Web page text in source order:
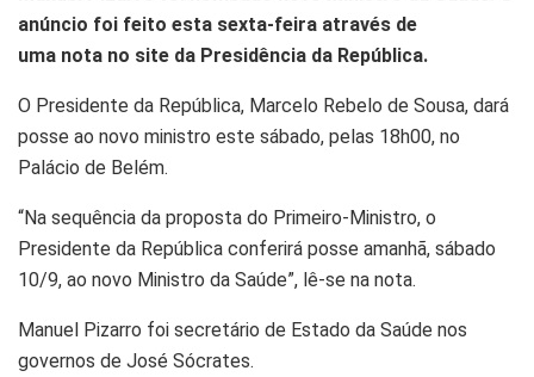
anúncio foi feito esta sexta-feira através de
uma nota no site da Presidência da República.
O Presidente da República, Marcelo Rebelo de Sousa, dará
posse ao novo ministro este sábado, pelas 18h00, no
Palácio de Belém.
“Na sequência da proposta do Primeiro-Ministro, o
Presidente da República conferirá posse amanhã, sábado
10/9, ao novo Ministro da Saúde”, lê-se na nota.
Manuel Pizarro foi secretário de Estado da Saúde nos
governos de José Sócrates.